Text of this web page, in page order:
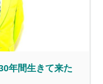
年間生きて来た